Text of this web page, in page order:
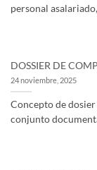
personal
DOSSIER DE
24 noviembre, 2025
Concepto de
conjunto